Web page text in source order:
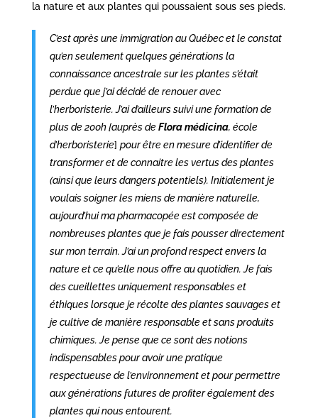
la nature et aux plantes qui poussaient sous ses pieds.
C’est après une immigration au Québec et le constat
qu’en seulement quelques générations la
connaissance ancestrale sur les plantes s’était
perdue que j’ai décidé de renouer avec
l’herboristerie. J’ai d’ailleurs suivi une formation de
plus de 200h[auprès deFlora médicina, école
d’herboristerie] pour être en mesure d’identifier de
transformer et de connaitre les vertus des plantes
(ainsi que leurs dangers potentiels). Initialement je
voulais soigner les miens de manière naturelle,
aujourd’hui ma pharmacopée est composée de
nombreuses plantes que je fais pousser directement
sur mon terrain. J’ai un profond respect envers la
nature et ce qu’elle nous offre au quotidien. Je fais
des cueillettes uniquement responsables et
éthiques lorsque je récolte des plantes sauvages et
je cultive de manière responsable et sans produits
chimiques. Je pense que ce sont des notions
indispensables pour avoir une pratique
respectueuse de l’environnement et pour permettre
aux générations futures de profiter également des
plantes qui nous entourent.